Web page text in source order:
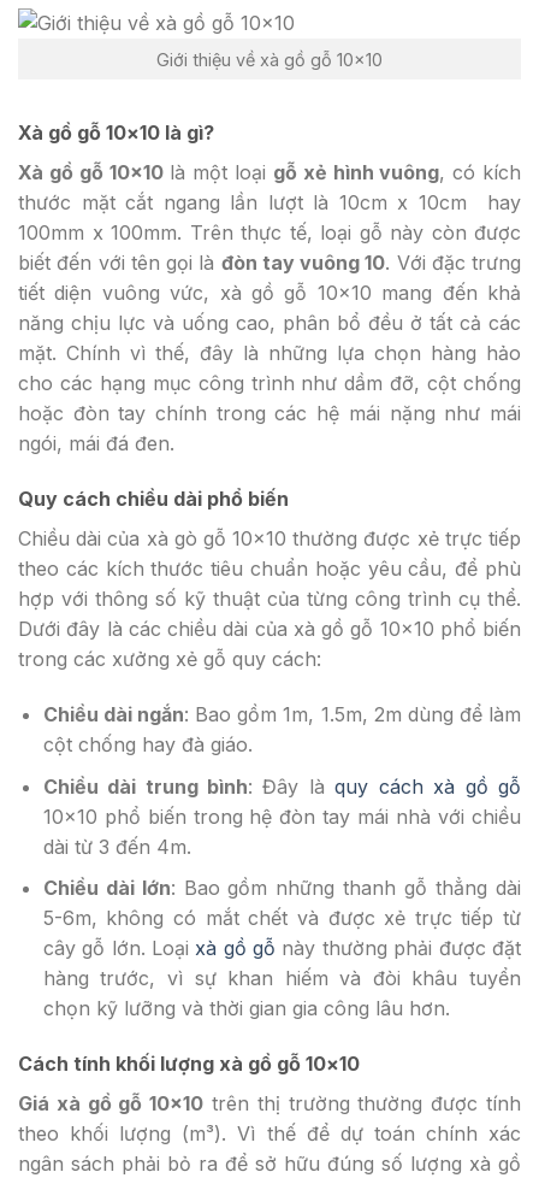
Giới thiệu về xà gồ gỗ 10×10
Xà gồ gỗ 10×10 là gì?
Xà gồ gỗ 10×10là một loại gỗ xẻ hình vuông, có kích
thước mặt cắt ngang lần lượt là 10cm x 10cm hay
100mm x 100mm. Trên thực tế, loại gỗ này còn được
biết đến với tên gọi là đòn tay vuông 10. Với đặc trưng
tiết diện vuông vức, xà gồ gỗ 10×10 mang đến khả
năng chịu lực và uống cao, phân bổ đều ở tất cả các
mặt. Chính vì thế, đây là những lựa chọn hàng hảo
cho các hạng mục công trình như dầm đỡ, cột chống
hoặc đòn tay chính trong các hệ mái nặng như mái
ngói, mái đá đen.
Quy cách chiều dài phổ biến
Chiều dài của xà gò gỗ 10×10 thường được xẻ trực tiếp
theo các kích thước tiêu chuẩn hoặc yêu cầu, để phù
hợp với thông số kỹ thuật của từng công trình cụ thể.
Dưới đây là các chiều dài của xà gồ gỗ 10×10 phổ biến
trong các xưởng xẻ gỗ quy cách:
Chiều dài ngắn: Bao gồm 1m, 1.5m, 2m dùng để làm
cột chống hay đà giáo.
Chiều dài trung bình: Đây làquy cách xà gồ gỗ
10×10 phổ biến trong hệ đòn tay mái nhà với chiều
dài từ 3 đến 4m.
Chiều dài lớn: Bao gồm những thanh gỗ thẳng dài
5-6m, không có mắt chết và được xẻ trực tiếp từ
cây gỗ lớn. Loạixà gồ gỗ này thường phải được đặt
hàng trước, vì sự khan hiếm và đòi khâu tuyển
chọn kỹ lưỡng và thời gian gia công lâu hơn.
Cách tính khối lượng xà gồ gỗ 10×10
Giá xà gồ gỗ 10×10 trên thị trường thường được tính
theo khối lượng (m³). Vì thế để dự toán chính xác
ngân sách phải bỏ ra để sở hữu đúng số lượng xà gồ